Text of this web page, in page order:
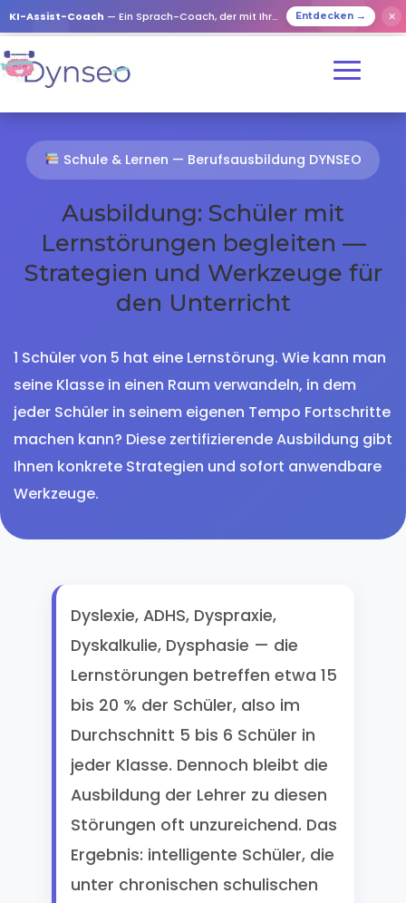
KI-Assist-Coach — Ein Sprach-Coach, der mit Ihren Lieben spielt Entdecken → ✕
Schule & Lernen — Berufsausbildung DYNSEO
Ausbildung: Schüler mit
Lernstörungen begleiten —
Strategien und Werkzeuge für
den Unterricht
1 Schüler von 5 hat eine Lernstörung. Wie kann man
seine Klasse in einen Raum verwandeln, in dem
jeder Schüler in seinem eigenen Tempo Fortschritte
machen kann? Diese zertifizierende Ausbildung gibt
Ihnen konkrete Strategien und sofort anwendbare
Werkzeuge.
Dyslexie, ADHS, Dyspraxie,
Dyskalkulie, Dysphasie — die
Lernstörungen betreffen etwa 15
bis 20 % der Schüler, also im
Durchschnitt 5 bis 6 Schüler in
jeder Klasse. Dennoch bleibt die
Ausbildung der Lehrer zu diesen
Störungen oft unzureichend. Das
Ergebnis: intelligente Schüler, die
unter chronischen schulischen